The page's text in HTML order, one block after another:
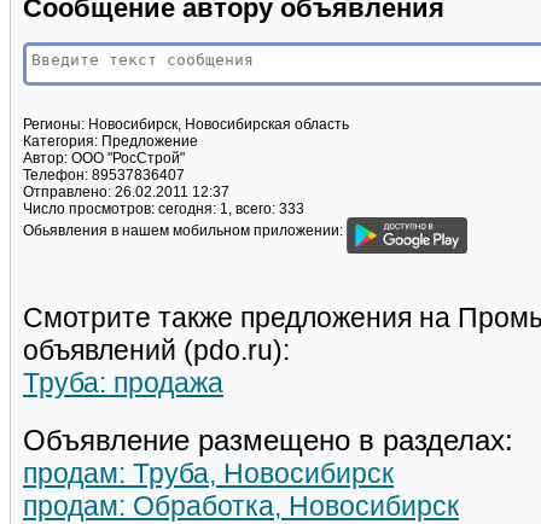
Сообщение автору объявления
Регионы: Новосибирск, Новосибирская область
Категория: Предложение
Автор: ООО "РосСтрой"
Телефон: 89537836407
Отправлено: 26.02.2011 12:37
Число просмотров: сегодня: 1, всего: 333
Обьявления в нашем мобильном приложении:
Смотрите также предложения на
объявлений (pdo.ru):
Труба: продажа
Объявление размещено в разделах:
продам: Труба, Новосибирск
продам: Обработка, Новосибирск